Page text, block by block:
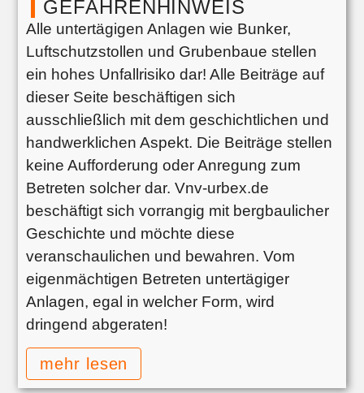
GEFAHRENHINWEIS
Alle untertägigen Anlagen wie Bunker,
Luftschutzstollen und Grubenbaue stellen
ein hohes Unfallrisiko dar! Alle Beiträge auf
dieser Seite beschäftigen sich
ausschließlich mit dem geschichtlichen und
handwerklichen Aspekt. Die Beiträge stellen
keine Aufforderung oder Anregung zum
Betreten solcher dar. Vnv-urbex.de
beschäftigt sich vorrangig mit bergbaulicher
Geschichte und möchte diese
veranschaulichen und bewahren. Vom
eigenmächtigen Betreten untertägiger
Anlagen, egal in welcher Form, wird
dringend abgeraten!
mehr lesen